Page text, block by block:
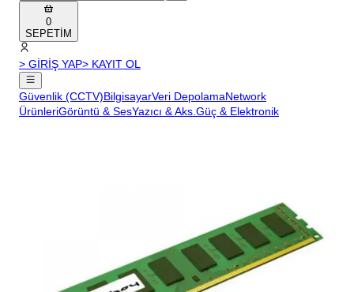
0
SEPETİM
> GİRİŞ YAP> KAYIT OL
Güvenlik (CCTV)BilgisayarVeri DepolamaNetwork
ÜrünleriGörüntü & SesYazıcı & Aks.Güç & Elektronik